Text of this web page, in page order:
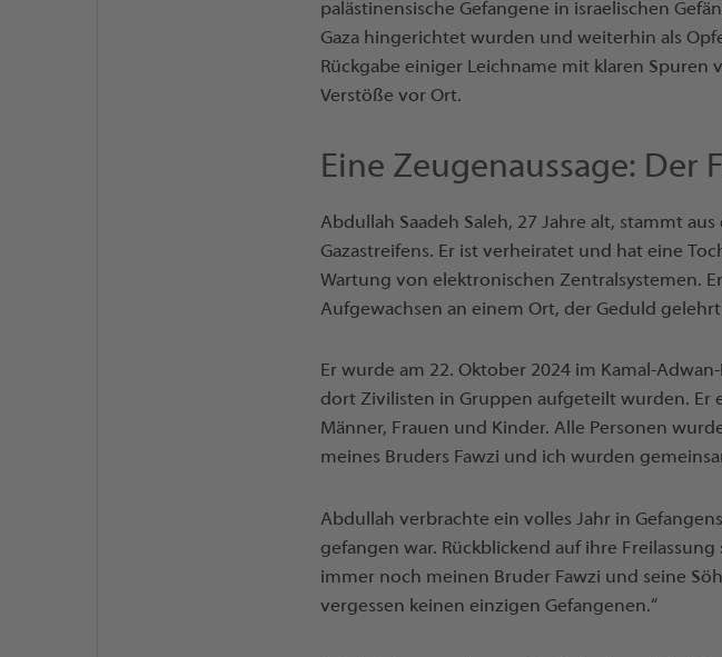
palästinensische Gefangene in israelischen
Gaza hingerichtet wurden und weiterhin als
Rückgabe einiger Leichname mit klaren
Verstöße vor Ort.
Eine Zeugenaussage: Der
Abdullah Saadeh Saleh, 27 Jahre alt, stammt
Gazastreifens. Er ist verheiratet und hat eine
Wartung von elektronischen Zentralsystemen.
Aufgewachsen an einem Ort, der Geduld gelehrt
Er wurde am 22. Oktober 2024 im Kamal-
dort Zivilisten in Gruppen aufgeteilt wurden. Er
Männer, Frauen und Kinder. Alle Personen
meines Bruders Fawzi und ich wurden
Abdullah verbrachte ein volles Jahr in
gefangen war. Rückblickend auf ihre
immer noch meinen Bruder Fawzi und seine
vergessen keinen einzigen Gefangenen.“